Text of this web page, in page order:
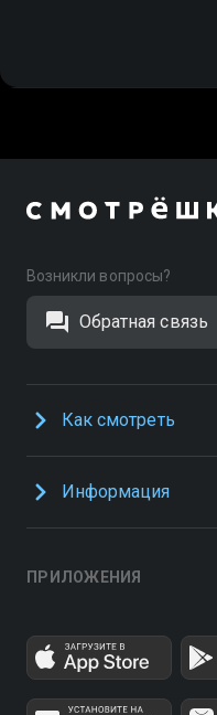
Возникли вопросы?
Обратная связь
Как смотреть
Информация
ПРИЛОЖЕНИЯ